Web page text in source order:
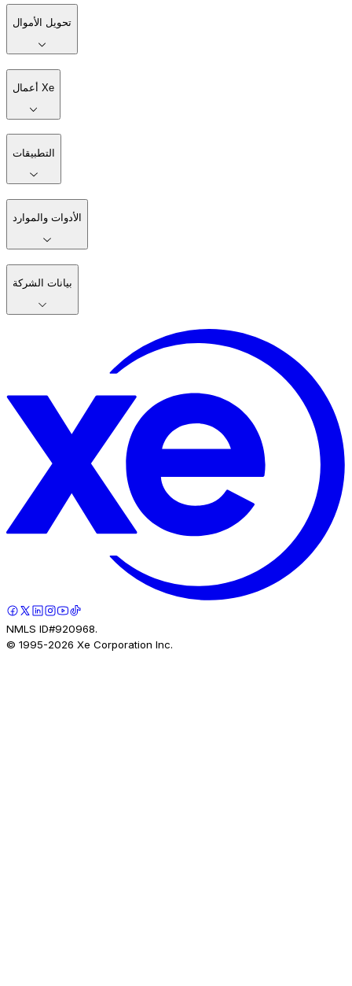
تحويل الأموال
أعمال Xe
التطبيقات
الأدوات والموارد
بيانات الشركة
NMLS ID#920968.
© 1995-2026 Xe Corporation Inc.